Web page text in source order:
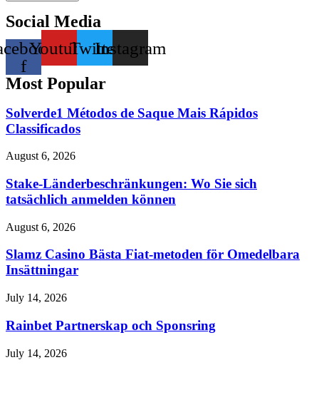
Social Media
f
YoutubeTwitterInstagram
Most Popular
Solverde1 Métodos de Saque Mais Rápidos
Classificados
August 6, 2026
Stake-Länderbeschränkungen: Wo Sie sich
tatsächlich anmelden können
August 6, 2026
Slamz Casino Bästa Fiat-metoden för Omedelbara
Insättningar
July 14, 2026
Rainbet Partnerskap och Sponsring
July 14, 2026